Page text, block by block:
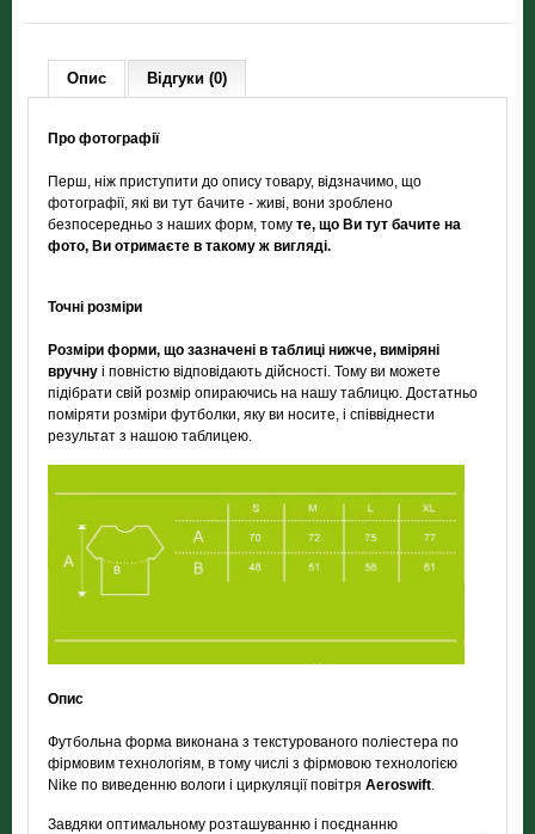
Опис Відгуки (0)
Про фотографії
Перш, ніж приступити до опису товару, відзначимо, що
фотографії, які ви тут бачите - живі, вони зроблено
безпосередньо з наших форм, томуте, що Ви тут бачите на
фото, Ви отримаєте в такому ж вигляді.
Точні розміри
Розміри форми, що зазначені в таблиці нижче, виміряні
вручну і повністю відповідають дійсності. Тому ви можете
підібрати свій розмір опираючись на нашу таблицю. Достатньо
поміряти розміри футболки, яку ви носите, і співвіднести
результат з нашою таблицею.
Опис
Футбольна форма виконана з текстурованого поліестера по
фірмовим технологіям, в тому числі з фірмовою технологією
Nike по виведенню вологи і циркуляції повітряAeroswift
Завдяки оптимальному розташуванню і поєднанню